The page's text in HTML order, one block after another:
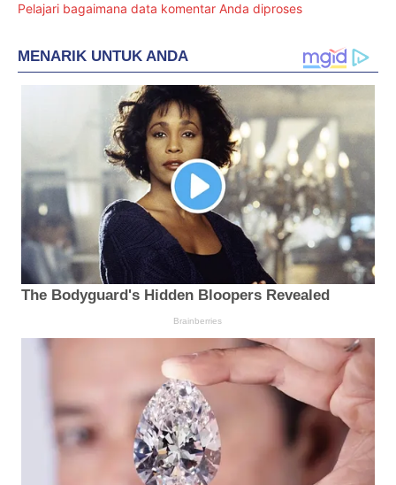
Pelajari bagaimana data komentar Anda diproses